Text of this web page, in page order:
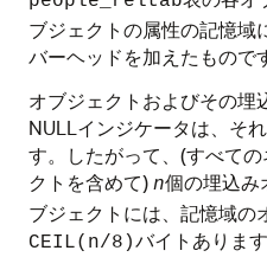
ブジェクトの属性の記憶域
バーヘッドを加えたもので
オブジェクトおよびその埋
NULLインジケータは、そ
す。したがって、(すべて
クトを含めて) n個の埋込み
ブジェクトには、記憶域の
CEIL(n/8)バイトありま